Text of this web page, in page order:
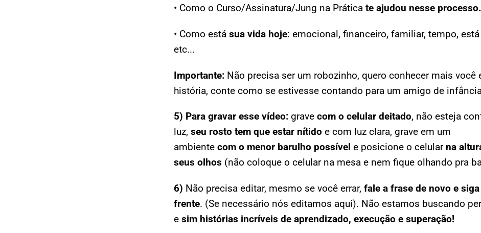
• Como o Curso/Assinatura/Jung na Prática te ajudou nesse processo.
• Como está sua vida hoje: emocional, financeiro, familiar, tempo,
etc...
Importante: Não precisa ser um robozinho, quero conhecer mais você
história, conte como se estivesse contando para um amigo de
5) Para gravar esse vídeo: grave com o celular deitado, não esteja
luz, seu rosto tem que estar nítido e com luz clara, grave em um
ambiente com o menor barulho possível e posicione o celular na
seus olhos (não coloque o celular na mesa e nem fique olhando pra
6) Não precisa editar, mesmo se você errar, fale a frase de novo e
frente. (Se necessário nós editamos aqui). Não estamos buscando
e sim histórias incríveis de aprendizado, execução e superação!